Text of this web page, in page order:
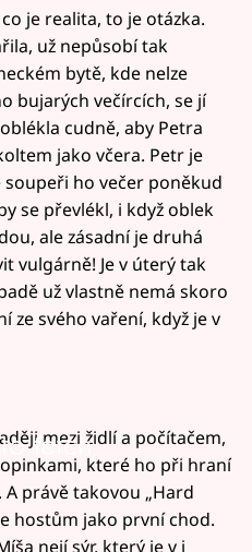
je realita, to je otázka.
už nepůsobí tak
bytě, kde nelze
bujarých večírcích, se jí
cudně, aby Petra
jako včera. Petr je
ho večer poněkud
se převlékl, i když oblek
ale zásadní je druhá
vulgárně! Je v úterý tak
už vlastně nemá skoro
ze svého vaření, když je v
fetch
mezi židlí a počítačem,
které ho při hraní
právě takovou „Hard
hostům jako první chod.
nejí sýr, který je v i